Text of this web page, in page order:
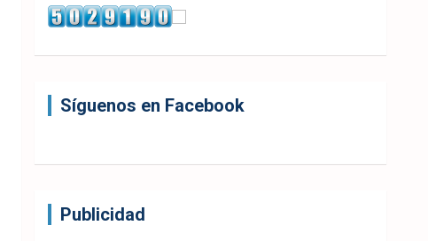
Síguenos en Facebook
Publicidad